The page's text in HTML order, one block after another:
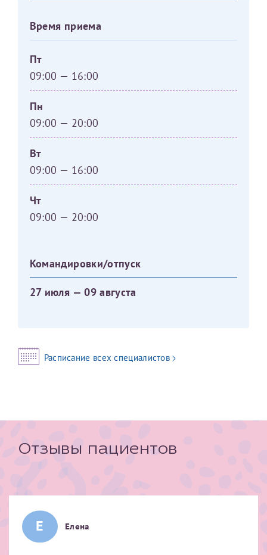
Время приема
Пт
09:00 — 16:00
Пн
09:00 — 20:00
Вт
09:00 — 16:00
Чт
09:00 — 20:00
Командировки/отпуск
27 июля — 09 августа
Расписание всех специалистов
Отзывы пациентов
Е Елена